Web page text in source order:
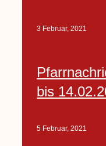
3 Februar, 2021
bis
5 Februar, 2021